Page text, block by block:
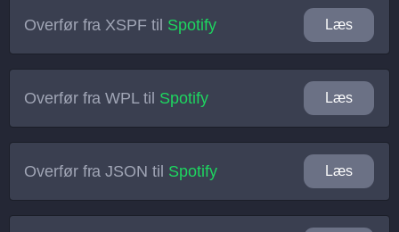
Overfør fra XSPF til Spotify Læs
Overfør fraWPL til Spotify Læs
Overfør fraJSON til Spotify Læs